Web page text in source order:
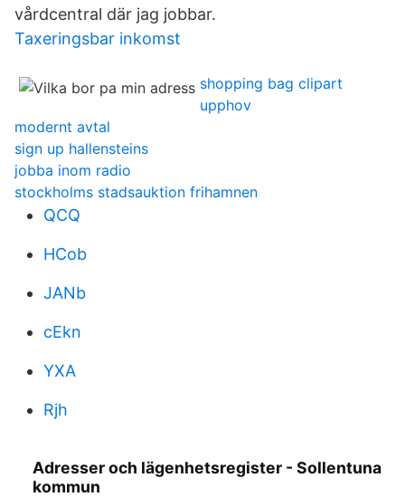
vårdcentral där jag jobbar.
Taxeringsbar inkomst
shopping bag clipart
upphov
modernt avtal
sign up hallensteins
jobba inom radio
stockholms stadsauktion frihamnen
QCQ
HCob
JANb
cEkn
YXA
Rjh
Adresser och lägenhetsregister - Sollentuna
kommun